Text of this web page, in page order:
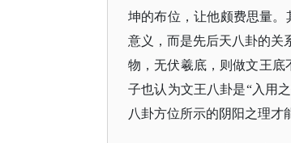
坤的布位，让他颇费思量
意义，而是先后天八卦的关
物，无伏羲底，则做文王底
子也认为文王八卦是“入用
八卦方位所示的阴阳之理才